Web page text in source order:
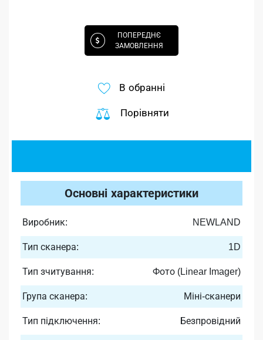
ПОПЕРЕДНЄ
ЗАМОВЛЕННЯ
В обранні
Порівняти
Основні характеристики
Виробник: NEWLAND
Тип сканера: 1D
Тип зчитування: Фото (Linear Imager)
Група сканера: Міні-сканери
Тип підключення: Безпровідний